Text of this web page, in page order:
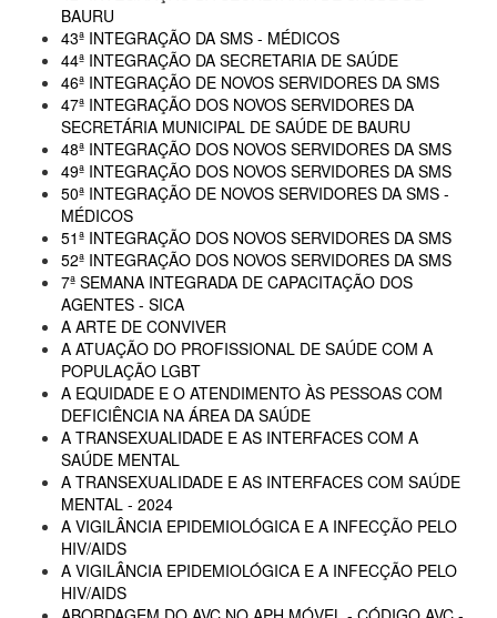
BAURU
43ª INTEGRAÇÃO DA SMS - MÉDICOS
44ª INTEGRAÇÃO DA SECRETARIA DE SAÚDE
46ª INTEGRAÇÃO DE NOVOS SERVIDORES DA SMS
47ª INTEGRAÇÃO DOS NOVOS SERVIDORES DA
SECRETÁRIA MUNICIPAL DE SAÚDE DE BAURU
48ª INTEGRAÇÃO DOS NOVOS SERVIDORES DA SMS
49ª INTEGRAÇÃO DOS NOVOS SERVIDORES DA SMS
50ª INTEGRAÇÃO DE NOVOS SERVIDORES DA SMS -
MÉDICOS
51ª INTEGRAÇÃO DOS NOVOS SERVIDORES DA SMS
52ª INTEGRAÇÃO DOS NOVOS SERVIDORES DA SMS
7ª SEMANA INTEGRADA DE CAPACITAÇÃO DOS
AGENTES - SICA
A ARTE DE CONVIVER
A ATUAÇÃO DO PROFISSIONAL DE SAÚDE COM A
POPULAÇÃO LGBT
A EQUIDADE E O ATENDIMENTO ÀS PESSOAS COM
DEFICIÊNCIA NA ÁREA DA SAÚDE
A TRANSEXUALIDADE E AS INTERFACES COM A
SAÚDE MENTAL
A TRANSEXUALIDADE E AS INTERFACES COM SAÚDE
MENTAL - 2024
A VIGILÂNCIA EPIDEMIOLÓGICA E A INFECÇÃO PELO
HIV/AIDS
A VIGILÂNCIA EPIDEMIOLÓGICA E A INFECÇÃO PELO
HIV/AIDS